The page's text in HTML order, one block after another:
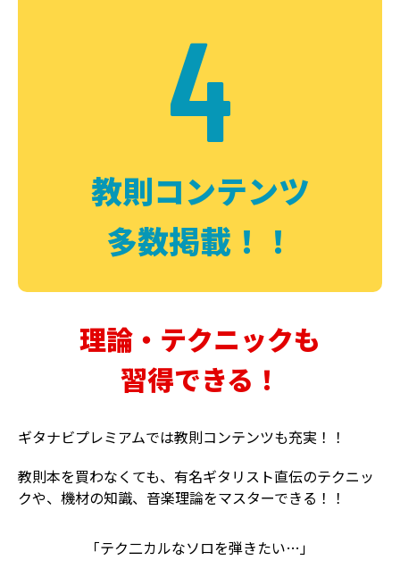
4
教則コンテンツ
多数掲載！！
理論・テクニックも
習得できる！
ギタナビプレミアムでは教則コンテンツも充実！！
教則本を買わなくても、有名ギタリスト直伝のテクニッ
クや、機材の知識、音楽理論をマスターできる！！
「テク二カルなソロを弾きたい…」